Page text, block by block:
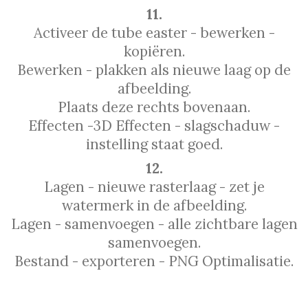
11.
Activeer de tube easter - bewerken -
kopiëren.
Bewerken - plakken als nieuwe laag op de
afbeelding.
Plaats deze rechts bovenaan.
Effecten -3D Effecten - slagschaduw -
instelling staat goed.
12.
Lagen - nieuwe rasterlaag - zet je
watermerk in de afbeelding.
Lagen - samenvoegen - alle zichtbare lagen
samenvoegen.
Bestand - exporteren - PNG Optimalisatie.